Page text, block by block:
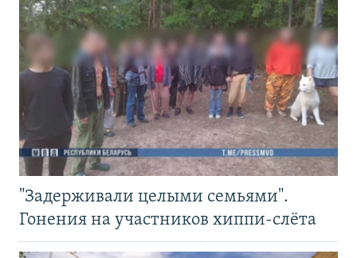
"Задерживали целыми семьями".
Гонения на участников хиппи-слёта